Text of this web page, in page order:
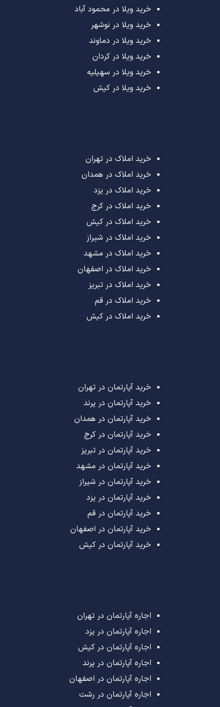
خرید ویلا در محمود آباد
خرید ویلا در نوشهر
خرید ویلا در دماوند
خرید ویلا در کردان
خرید ویلا در سهیلیه
خرید ویلا در کیش
خرید املاک در تهران
خرید املاک در همدان
خرید املاک در یزد
خرید املاک در کرج
خرید املاک در کیش
خرید املاک در شیراز
خرید املاک در مشهد
خرید املاک در اصفهان
خرید املاک در تبریز
خرید املاک در قم
خرید املاک در کیش
خرید آپارتمان در تهران
خرید آپارتمان در پرند
خرید آپارتمان در همدان
خرید آپارتمان در کرج
خرید آپارتمان در تبریز
خرید آپارتمان در مشهد
خرید آپارتمان در شیراز
خرید آپارتمان در یزد
خرید آپارتمان در قم
خرید آپارتمان در اصفهان
خرید آپارتمان در کیش
اجاره آپارتمان در تهران
اجاره آپارتمان در یزد
اجاره آپارتمان در کیش
اجاره آپارتمان در پرند
اجاره آپارتمان در اصفهان
اجاره آپارتمان در رشت